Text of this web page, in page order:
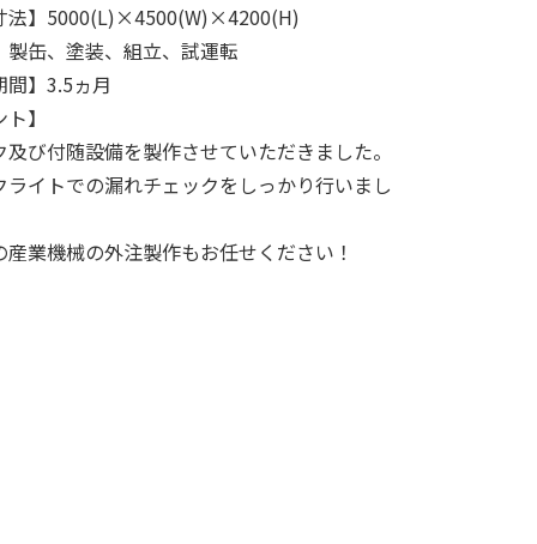
法】5000(L)×4500(W)×4200(H)
製缶、塗装、組立、試運転
間】3.5ヵ月
】
及び付随設備を製作させていただきました。
ライトでの漏れチェックをしっかり行いまし
産業機械の外注製作もお任せください！